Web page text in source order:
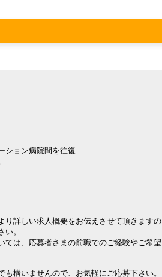
ション病院間を往復
り詳しい求人概要をお伝えさせて頂きますの
。
ては、応募者さまの前職でのご経験やご希望
も構いませんので、お気軽にご応募下さい。